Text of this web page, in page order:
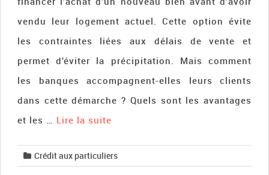
vendu leur logement actuel. Cette option évite
les contraintes liées aux délais de vente et
permet d’éviter la précipitation. Mais comment
les banques accompagnent-elles leurs clients
dans cette démarche ? Quels sont les avantages
et les … Lire la suite­­
Crédit aux particuliers